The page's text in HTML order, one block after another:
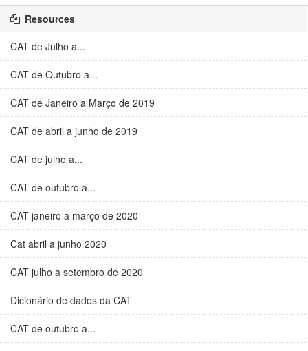
Resources
CAT de Julho a...
CAT de Outubro a...
CAT de Janeiro a Março de 2019
CAT de abril a junho de 2019
CAT de julho a...
CAT de outubro a...
CAT janeiro a março de 2020
Cat abril a junho 2020
CAT julho a setembro de 2020
Dicionário de dados da CAT
CAT de outubro a...